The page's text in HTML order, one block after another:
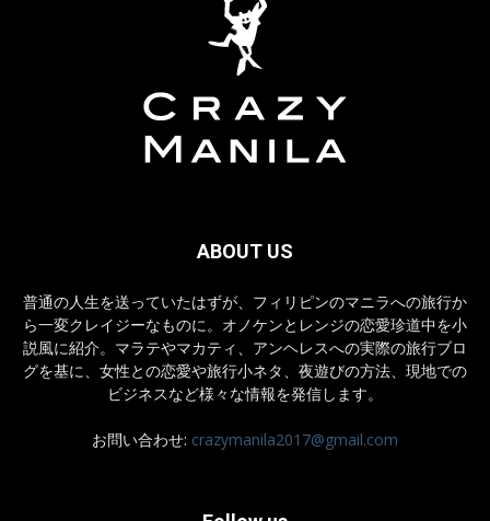
ABOUT US
普通の人生を送っていたはずが、フィリピンのマニラへの旅行か
ら一変クレイジーなものに。オノケンとレンジの恋愛珍道中を小
説風に紹介。マラテやマカティ、アンヘレスへの実際の旅行ブロ
グを基に、女性との恋愛や旅行小ネタ、夜遊びの方法、現地での
ビジネスなど様々な情報を発信します。
お問い合わせ: crazymanila2017@gmail.com